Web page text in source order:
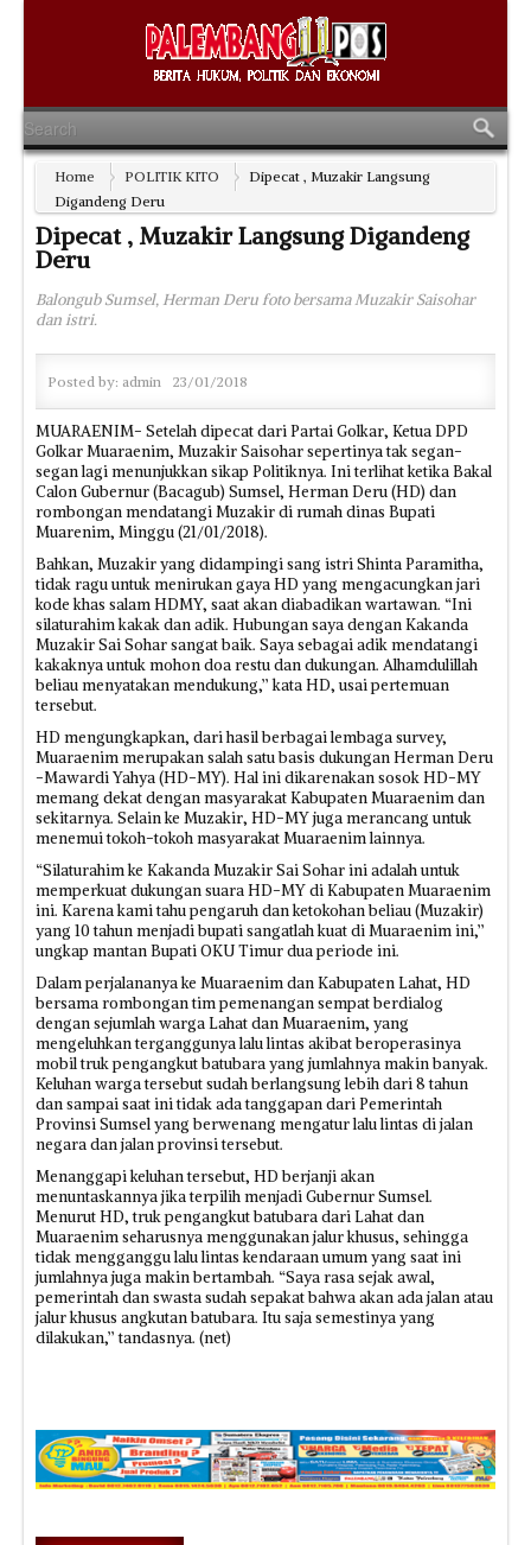
Home POLITIK KITO
Dipecat , Muzakir Langsung
Digandeng Deru
Dipecat , Muzakir Langsung Digandeng
Deru
Balongub Sumsel, Herman Deru foto bersama Muzakir Saisohar
dan istri.
Posted by: admin 23/01/2018
MUARAENIM- Setelah dipecat dari Partai Golkar, Ketua DPD
Golkar Muaraenim, Muzakir Saisohar sepertinya tak segan-
segan lagi menunjukkan sikap Politiknya. Ini terlihat ketika Bakal
Calon Gubernur (Bacagub) Sumsel, Herman Deru (HD) dan
rombongan mendatangi Muzakir di rumah dinas Bupati
Muarenim, Minggu (21/01/2018).
Bahkan, Muzakir yang didampingi sang istri Shinta Paramitha,
tidak ragu untuk menirukan gaya HD yang mengacungkan jari
kode khas salam HDMY, saat akan diabadikan wartawan. “Ini
silaturahim kakak dan adik. Hubungan saya dengan Kakanda
Muzakir Sai Sohar sangat baik. Saya sebagai adik mendatangi
kakaknya untuk mohon doa restu dan dukungan. Alhamdulillah
beliau menyatakan mendukung,’’ kata HD, usai pertemuan
tersebut.
HD mengungkapkan, dari hasil berbagai lembaga survey,
Muaraenim merupakan salah satu basis dukungan Herman Deru
-Mawardi Yahya (HD-MY). Hal ini dikarenakan sosok HD-MY
memang dekat dengan masyarakat Kabupaten Muaraenim dan
sekitarnya. Selain ke Muzakir, HD-MY juga merancang untuk
menemui tokoh-tokoh masyarakat Muaraenim lainnya.
“Silaturahim ke Kakanda Muzakir Sai Sohar ini adalah untuk
memperkuat dukungan suara HD-MY di Kabupaten Muaraenim
ini. Karena kami tahu pengaruh dan ketokohan beliau (Muzakir)
yang 10 tahun menjadi bupati sangatlah kuat di Muaraenim ini,’’
ungkap mantan Bupati OKU Timur dua periode ini.
Dalam perjalananya ke Muaraenim dan Kabupaten Lahat, HD
bersama rombongan tim pemenangan sempat berdialog
dengan sejumlah warga Lahat dan Muaraenim, yang
mengeluhkan terganggunya lalu lintas akibat beroperasinya
mobil truk pengangkut batubara yang jumlahnya makin banyak.
Keluhan warga tersebut sudah berlangsung lebih dari 8 tahun
dan sampai saat ini tidak ada tanggapan dari Pemerintah
Provinsi Sumsel yang berwenang mengatur lalu lintas di jalan
negara dan jalan provinsi tersebut.
Menanggapi keluhan tersebut, HD berjanji akan
menuntaskannya jika terpilih menjadi Gubernur Sumsel.
Menurut HD, truk pengangkut batubara dari Lahat dan
Muaraenim seharusnya menggunakan jalur khusus, sehingga
tidak mengganggu lalu lintas kendaraan umum yang saat ini
jumlahnya juga makin bertambah. “Saya rasa sejak awal,
pemerintah dan swasta sudah sepakat bahwa akan ada jalan atau
jalur khusus angkutan batubara. Itu saja semestinya yang
dilakukan,’’ tandasnya. (net)